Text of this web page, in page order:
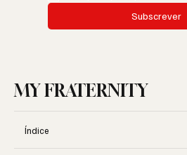
Subscrever
MY FRATERNITY
Índice